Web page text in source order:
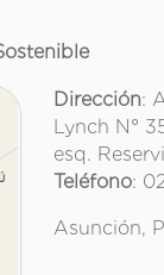
Dirección:
Lynch N°
esq.
Teléfono:
Asunción,